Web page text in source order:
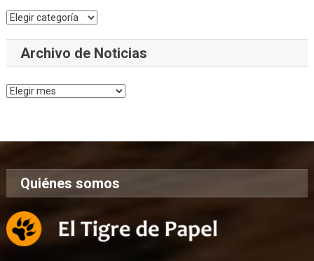
Categorías
Archivo de Noticias
Archivo
Quiénes somos